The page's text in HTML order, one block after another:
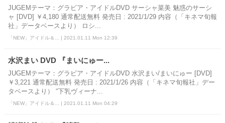
JUGEMテーマ：グラビア・アイドルDVD サーシャ菜美 魅惑のサーシ
ャ [DVD] ￥4,180 通常配送無料 発売日 : 2021/1/29 内容（「キネマ旬報
社」データベースより） ロシ...
「NEW」アイドル＆... | 2021.01.11 Mon 12:39
水沢まい DVD 『まいにゅー...
JUGEMテーマ：グラビア・アイドルDVD 水沢まい/まいにゅー [DVD]
￥3,221 通常配送無料 発売日 : 2021/1/26 内容（「キネマ旬報社」デー
タベースより） “下乳ヴィーナ...
「NEW」アイドル＆... | 2021.01.11 Mon 04:29